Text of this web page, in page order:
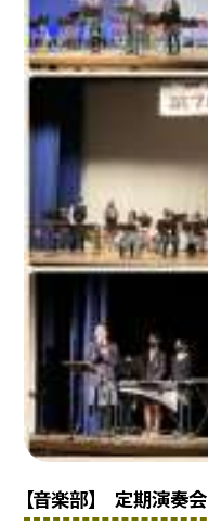
【音楽部】 定期演奏会